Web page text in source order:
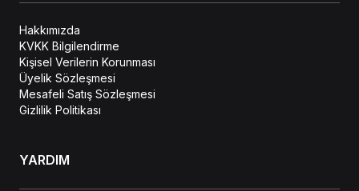
Hakkımızda
KVKK Bilgilendirme
Kişisel Verilerin Korunması
Üyelik Sözleşmesi
Mesafeli Satış Sözleşmesi
Gizlilik Politikası
YARDIM